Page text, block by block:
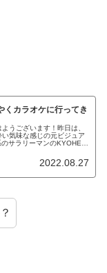
くカラオケに行ってき
うございます！昨日は、
気味な感じの元ビジュア
サラリーマンのKYOHEI
2022.08.27